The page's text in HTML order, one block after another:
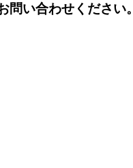
い合わせください。